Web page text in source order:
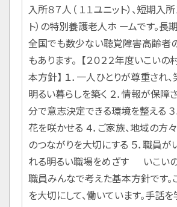
入所８７人（ １１ユニット）、短期入
ト）の特別養護老人ホ ームです。長
全国でも数少ない聴覚障害高齢者
もあります。 【２０２２年度いこい
本方針】 １．一人ひとりが尊重され
明るい暮らしを築く ２．情報が保障
分で意志決定できる環境を整える
花を咲かせる ４．ご家族、地域の方
のつながりを大切にする ５．職員が
れる明るい職場をめざす いこい
職員みんなで考えた基本方針です。
を大切にして、働いています。手話